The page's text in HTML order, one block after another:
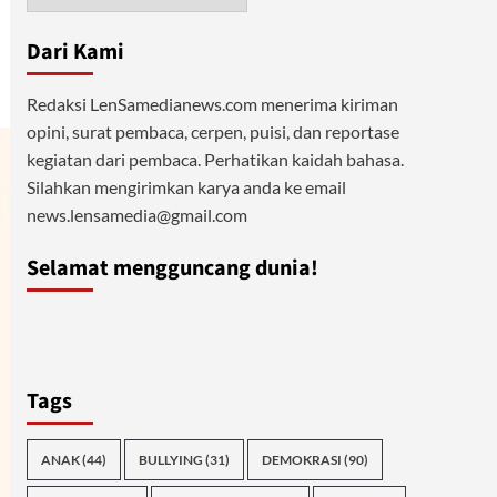
Dari Kami
Redaksi LenSamedianews.com menerima kiriman
opini, surat pembaca, cerpen, puisi, dan reportase
kegiatan dari pembaca. Perhatikan kaidah bahasa.
Silahkan mengirimkan karya anda ke email
news.lensamedia@gmail.com
Selamat mengguncang dunia!
Tags
ANAK(44) BULLYING (31) DEMOKRASI (90)